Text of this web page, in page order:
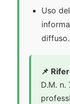
Uso
diffuso.
📌
D.M.